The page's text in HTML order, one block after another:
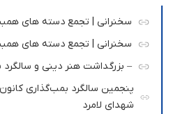
سخنرانی | تجمع دسته های
سخنرانی | تجمع دسته های
– بزرگداشت هنر دینی و سالگرد
پنجمین سالگرد بمب‌گذاری
شهدای لامرد